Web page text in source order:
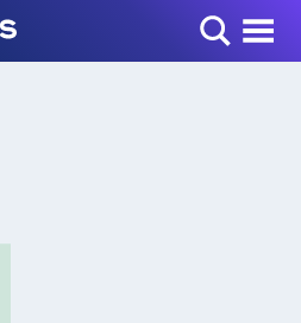
Toggle Menu